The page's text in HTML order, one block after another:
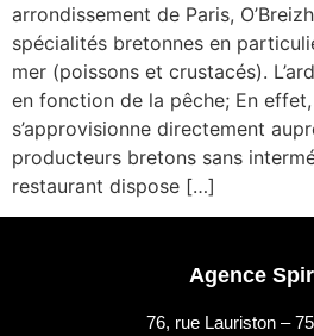
arrondissement de Paris,
spécialités bretonnes en
mer (poissons et crustacés).
en fonction de la pêche; En
s’approvisionne directement
producteurs bretons sans
restaurant dispose […]
Agence
76, rue Lauriston –